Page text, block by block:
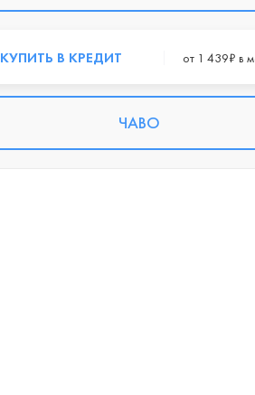
КУПИТЬ В КРЕДИТ от 1 439₽ в
ЧАВО